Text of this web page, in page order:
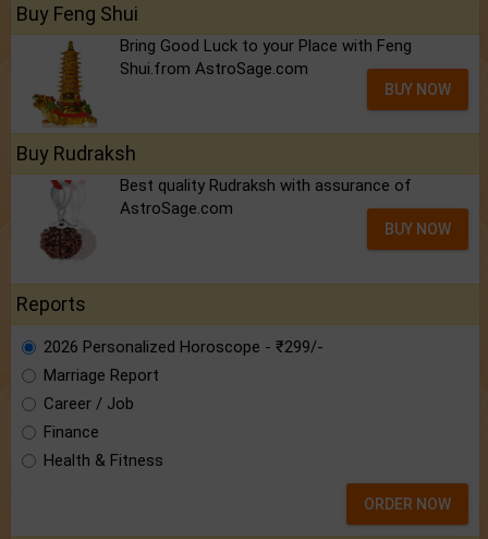
Buy Feng Shui
Bring Good Luck to your Place with Feng
Shui.from AstroSage.com
BUY NOW
Buy Rudraksh
Best quality Rudraksh with assurance of
AstroSage.com
BUY NOW
Reports
2026 Personalized Horoscope - ₹299/-
Marriage Report
Career / Job
Finance
Health & Fitness
ORDER NOW